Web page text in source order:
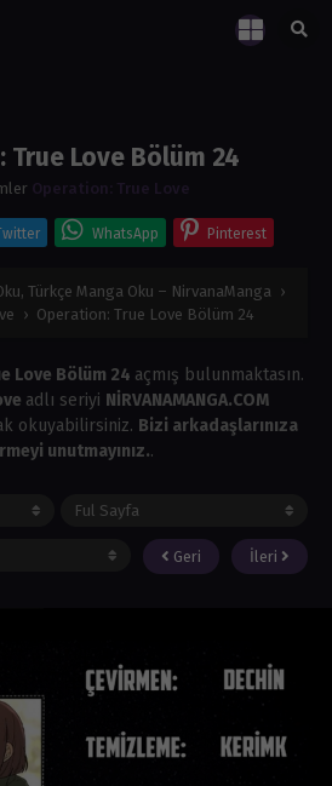
True Love Bölüm 24
Operation: True Love
WhatsApp Pinterest
Türkçe Manga Oku – NirvanaManga ›
› Operation: True Love Bölüm 24
Love Bölüm 24 açmış bulunmaktasın.
adlı seriyi NİRVANAMANGA.COM
okuyabilirsiniz. Bizi arkadaşlarınıza
unutmayınız..
Geri İleri